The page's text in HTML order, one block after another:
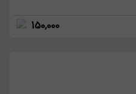
150,000